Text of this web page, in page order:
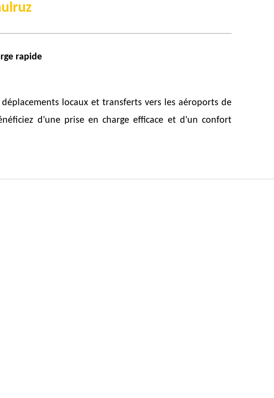
rapide
locaux et transferts vers les aéroports de
d'une prise en charge efficace et d'un confort